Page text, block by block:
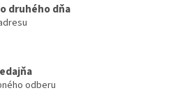
druhého dňa
odberu